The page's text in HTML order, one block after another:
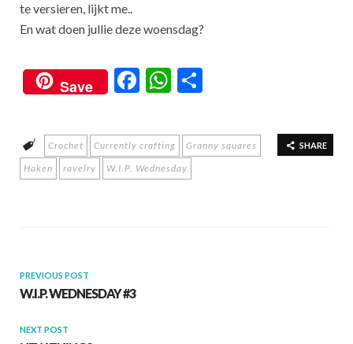
te versieren, lijkt me..
En wat doen jullie deze woensdag?
Save
F
e
b
o
W
at
s
A
ar
e
SHARE
Crochet Currently crafting
Granny squares
Haken
ravelry W.I.P. Wednesday
PREVIOUS POST
W.I.P. WEDNESDAY #3
NEXT POST